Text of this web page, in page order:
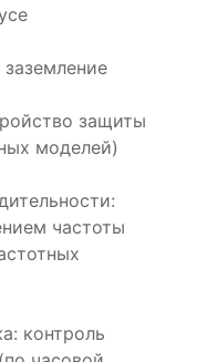
защиты
моделей)
частоты
контроль